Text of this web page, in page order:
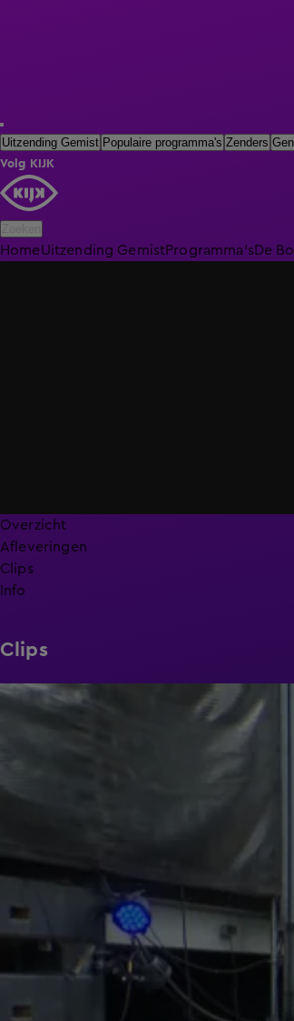
Uitzending Gemist Populaire programma's Zenders
Volg KIJK
HomeUitzending GemistProgramma'sDe
Overzicht
Afleveringen
Clips
Info
Clips
1:11